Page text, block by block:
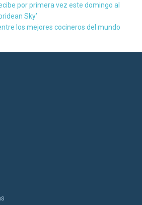
por primera vez este domingo al
Sky’
los mejores cocineros del mundo